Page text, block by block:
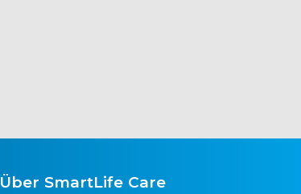
Über SmartLife Care